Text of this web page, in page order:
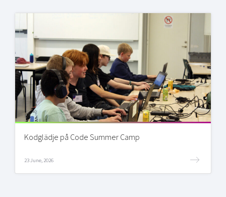
Kodglädje på Code Summer Camp
23 June, 2026